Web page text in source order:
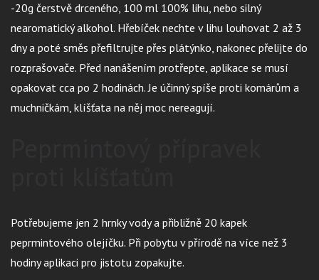
-20g čerstvě drceného, 100 ml 100% lihu, nebo silný
nearomatický alkohol. Hřebíček nechte v lihu louhovat 2 až 3
dny a poté směs přefiltrujte přes plátýnko, nakonec přelijte do
rozprašovače. Před nanášením protřepte, aplikace se musí
opakovat cca po 2 hodinách. Je účinný spíše proti komárům a
muchničkám, klíšťata na něj moc nereagují.
Potřebujeme jen 2 hrnky vody a přibližně 20 kapek
peprmintového olejíčku. Při pobytu v přírodě na více než 3
hodiny aplikaci pro jistotu zopakujte.